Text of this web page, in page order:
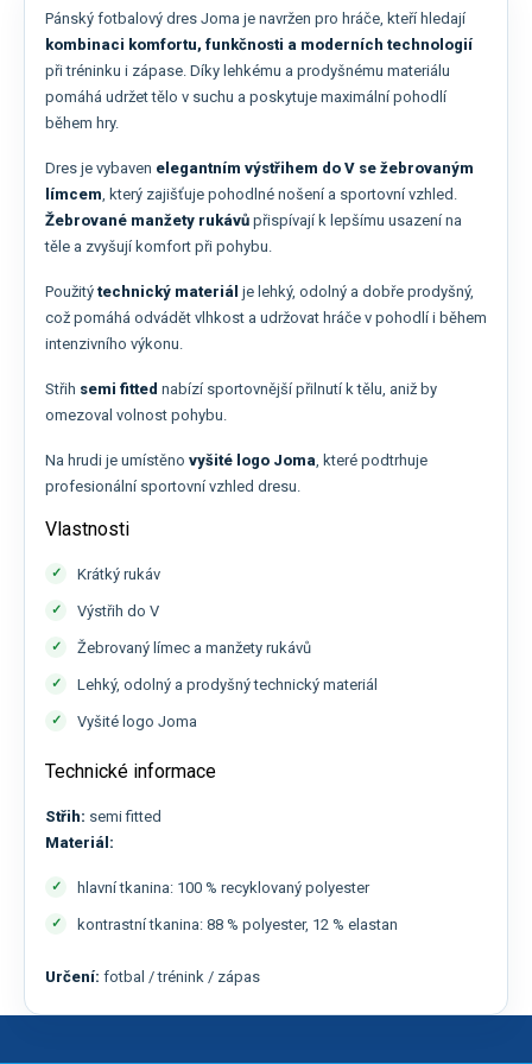
Pánský fotbalový dres Joma je navržen pro hráče, kteří hledají
kombinaci komfortu, funkčnosti a moderních technologií
při tréninku i zápase. Díky lehkému a prodyšnému materiálu
pomáhá udržet tělo v suchu a poskytuje maximální pohodlí
během hry.
Dres je vybaven elegantním výstřihem do V se žebrovaným
límcem, který zajišťuje pohodlné nošení a sportovní vzhled.
Žebrované manžety rukávů přispívají k lepšímu usazení na
těle a zvyšují komfort při pohybu.
Použitý technický materiál je lehký, odolný a dobře prodyšný,
což pomáhá odvádět vlhkost a udržovat hráče v pohodlí i během
intenzivního výkonu.
Střih semi fitted nabízí sportovnější přilnutí k tělu, aniž by
omezoval volnost pohybu.
Na hrudi je umístěno vyšité logo Joma, které podtrhuje
profesionální sportovní vzhled dresu.
Vlastnosti
Krátký rukáv
Výstřih do V
Žebrovaný límec a manžety rukávů
Lehký, odolný a prodyšný technický materiál
Vyšité logo Joma
Technické informace
Střih: semi fitted
Materiál:
hlavní tkanina: 100 % recyklovaný polyester
kontrastní tkanina: 88 % polyester, 12 % elastan
Určení: fotbal / trénink / zápas